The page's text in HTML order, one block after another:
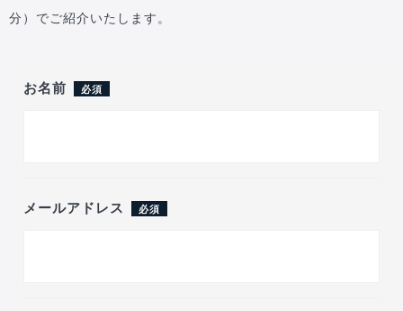
分）でご紹介いたします。
お名前 必須
メールアドレス 必須